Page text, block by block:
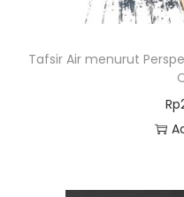
Tafsir Air menurut
Rp